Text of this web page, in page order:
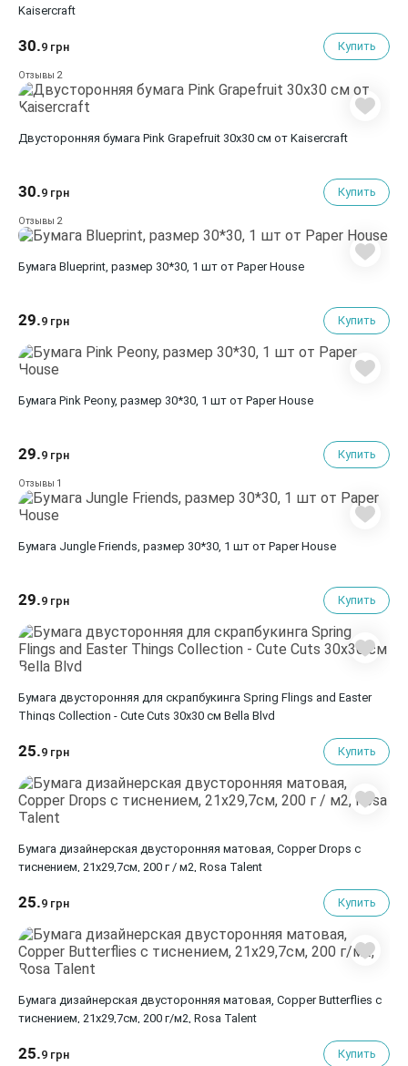
Kaisercraft
30.9 грн Купить
Отзывы 2
Двусторонняя бумага Pink Grapefruit 30х30 см от Kaisercraft
30.9 грн Купить
Отзывы 2
Бумага Blueprint, размер 30*30, 1 шт от Paper House
29.9 грн Купить
Бумага Pink Peony, размер 30*30, 1 шт от Paper House
29.9 грн Купить
Отзывы 1
Бумага Jungle Friends, размер 30*30, 1 шт от Paper House
29.9 грн Купить
Бумага двусторонняя для скрапбукинга Spring Flings and Easter
Things Collection - Cute Cuts 30х30 см Bella Blvd
25.9 грн Купить
Бумага дизайнерская двусторонняя матовая, Copper Drops с
тиснением, 21х29,7см, 200 г / м2, Rosa Talent
25.9 грн Купить
Бумага дизайнерская двусторонняя матовая, Copper Butterflies с
тиснением, 21х29,7см, 200 г/м2, Rosa Talent
25.9 грн Купить